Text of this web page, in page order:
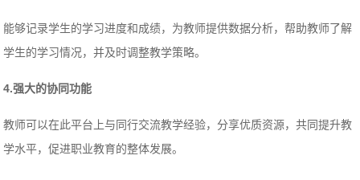
能够记录学生的学习进度和成绩，为教师提供数据分析，帮助教师了解
学生的学习情况，并及时调整教学策略。
4.强大的协同功能
教师可以在此平台上与同行交流教学经验，分享优质资源，共同提升教
学水平，促进职业教育的整体发展。